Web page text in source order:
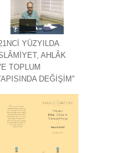
YÜZYILDA
AHLÂK
TOPLUM
DEĞİŞİM''